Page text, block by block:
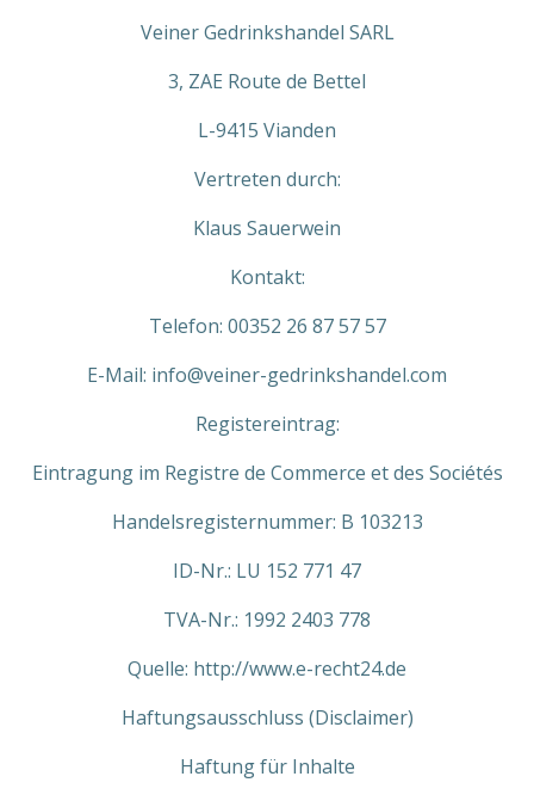
Veiner Gedrinkshandel SARL
3, ZAE Route de Bettel
L-9415 Vianden
Vertreten durch:
Klaus Sauerwein
Kontakt:
Telefon: 00352 26 87 57 57
E-Mail: info@veiner-gedrinkshandel.com
Registereintrag:
Eintragung im Registre de Commerce et des Sociétés
Handelsregisternummer: B 103213
ID-Nr.: LU 152 771 47
TVA-Nr.: 1992 2403 778
Quelle: http://www.e-recht24.de
Haftungsausschluss (Disclaimer)
Haftung für Inhalte